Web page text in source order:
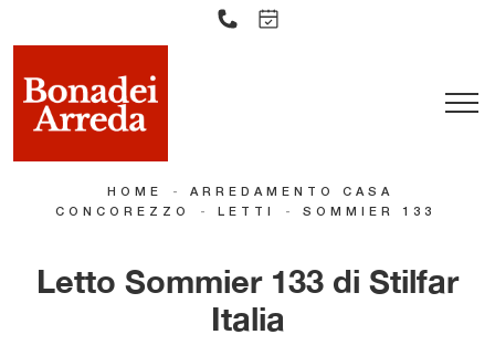
HOME -
ARREDAMENTO CASA
CONCOREZZO
- LETTI - SOMMIER 133
Letto Sommier 133 di Stilfar
Italia